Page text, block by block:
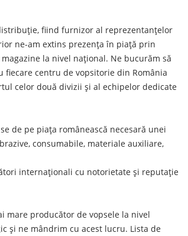
fiind furnizor al reprezentanțelor
ne-am extins prezența în piață prin
la nivel național. Ne bucurăm să
centru de vopsitorie din România
celor două divizii și al echipelor dedicate
de pe piața românească necesară unei
consumabile, materiale auxiliare,
internaționali cu notorietate și reputație
mare producător de vopsele la nivel
și ne mândrim cu acest lucru. Lista de